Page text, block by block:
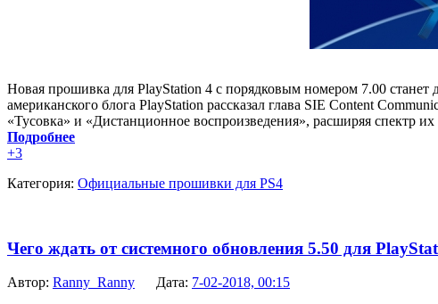
Новая прошивка для PlayStation 4 с порядковым номером 7.00 станет
американского блога PlayStation рассказал глава SIE Content
«Тусовка» и «Дистанционное воспроизведения», расширяя спектр
Подробнее
+3
Категория: Официальные прошивки для PS4
Чего ждать от системного обновления 5.50 для
Автор: Ranny_Ranny Дата: 7-02-2018, 00:15